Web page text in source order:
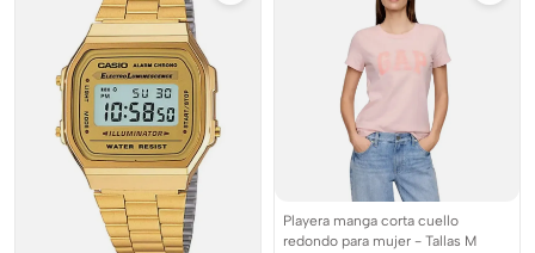
Playera manga corta cuello
redondo para mujer - Tallas M